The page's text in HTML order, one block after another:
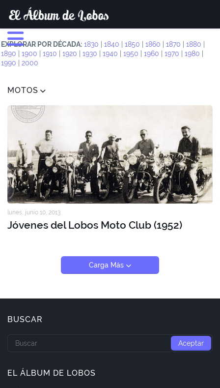
EXPLORAR POR DÉCADA: 1830 1840 1850 1860 1870 1880
1890
1900 1910 1920 1930 1940 1950 1960 1970 1980
1990
2000
MOTOS
lunes, junio 10, 2013
Jóvenes del Lobos Moto Club (1952)
Carga Más
BUSCAR
EL ÁLBUM DE LOBOS